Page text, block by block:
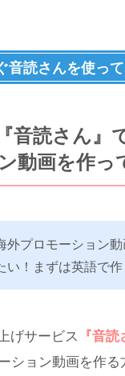
音読さんを使っ
音読さん』
動画を作っ
外プロモーション
い！まずは英語で作
げサービス 『音読
ション動画を作る